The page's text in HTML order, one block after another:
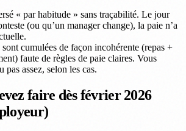
« par habitude » sans traçabilité. Le jour
(ou qu’un manager change), la paie n’a
cumulées de façon incohérente (repas +
faute de règles de paie claires. Vous
assez, selon les cas.
faire dès février 2026